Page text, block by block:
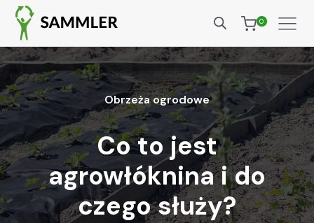
0
Obrzeża ogrodowe
Co to jest
agrowłóknina i do
czego służy?